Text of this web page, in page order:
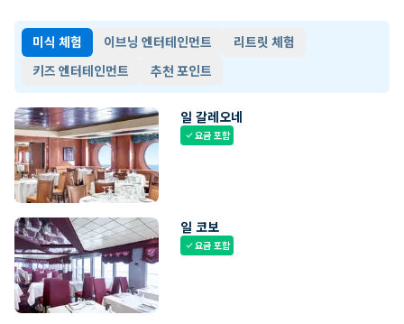
미식 체험 이브닝 엔터테인먼트
리트릿 체험
키즈 엔터테인먼트
추천 포인트
일 갈레오네
check요금 포함
일 코보
check요금 포함